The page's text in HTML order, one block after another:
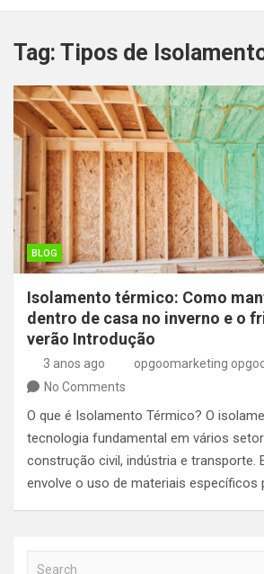
Tag: Tipos de
BLOG
Isolamento térmico: Como
dentro de casa no inverno e o
verão Introdução
3 anos ago
opgoomarketing
No Comments
O que é Isolamento Térmico? O
tecnologia fundamental em vários
construção civil, indústria e transporte.
envolve o uso de materiais específicos